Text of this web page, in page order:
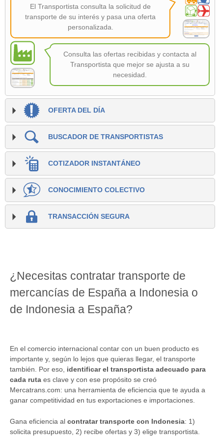
El Transportista consulta la solicitud de
transporte de su interés y pasa una oferta
personalizada.
Consulta las ofertas recibidas y contacta al
Transportista que mejor se ajusta a su
necesidad.
OFERTA DEL DÍA
BUSCADOR DE TRANSPORTISTAS
COTIZADOR INSTANTÁNEO
CONOCIMIENTO COLECTIVO
TRANSACCIÓN SEGURA
¿Necesitas contratar transporte de
mercancías de España a Indonesia o
de Indonesia a España?
En el comercio internacional contar con un buen producto es
importante y, según lo lejos que quieras llegar, el transporte
también. Por eso, identificar el transportista adecuado para
cada ruta es clave y con ese propósito se creó
Mercatrans.com: una herramienta de eficiencia que te ayuda a
ganar competitividad en tus exportaciones e importaciones.
Gana eficiencia al contratar transporte con Indonesia: 1)
solicita presupuesto, 2) recibe ofertas y 3) elige transportista.